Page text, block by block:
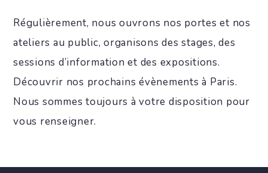
Régulièrement, nous ouvrons nos portes et nos
ateliers au public, organisons des stages, des
sessions d’information et des expositions.
Découvrir nos prochains évènements à Paris.
Nous sommes toujours à votre disposition pour
vous renseigner.